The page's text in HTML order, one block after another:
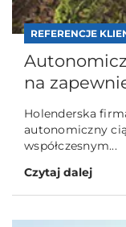
REFERENCJE
na
Holenderska
autonomiczny
współczesnym...
Czytaj dalej